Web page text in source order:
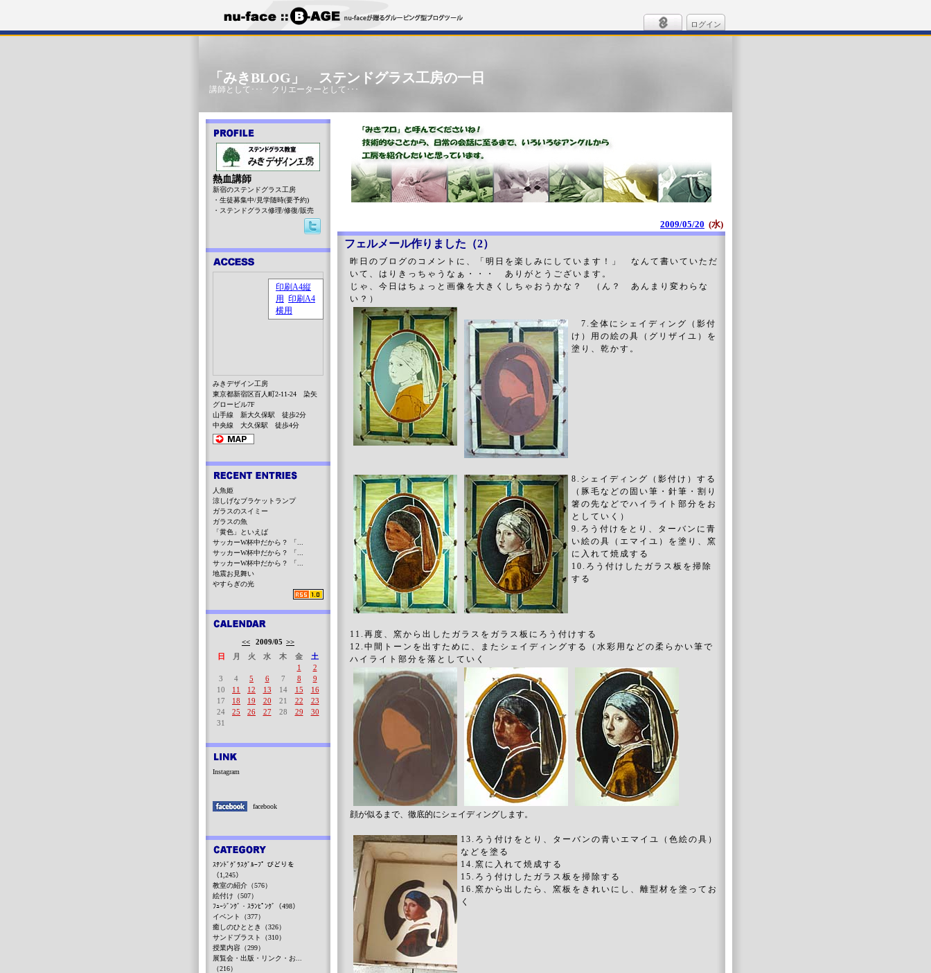
ログイン
「みきBLOG」 ステンドグラス工房の一日
講師として･･･ クリエーターとして･･･
2009/05/20 (水)
フェルメール作りました（2）
昨日のブログのコメントに、「明日を楽しみにしています！」 なんて書いていただ
いて、はりきっちゃうなぁ・・・ ありがとうございます。
じゃ、今日はちょっと画像を大きくしちゃおうかな？ （ん？ あんまり変わらな
い？）
7.全体にシェイディング（影付
け）用の絵の具（グリザイユ）を
塗り、乾かす。
8.シェイディング（影付け）する
（豚毛などの固い筆・針筆・割り
箸の先などでハイライト部分をお
としていく）
9.ろう付けをとり、ターバンに青
い絵の具（エマイユ）を塗り、窯
に入れて焼成する
10.ろう付けしたガラス板を掃除
する
11.再度、窯から出したガラスをガラス板にろう付けする
12.中間トーンを出すために、またシェイディングする（水彩用などの柔らかい筆で
ハイライト部分を落としていく
顔が似るまで、徹底的にシェイディングします。
13.ろう付けをとり、ターバンの青いエマイユ（色絵の具）
などを塗る
14.窯に入れて焼成する
15.ろう付けしたガラス板を掃除する
16.窯から出したら、窯板をきれいにし、離型材を塗ってお
く
熱血講師
新宿のステンドグラス工房
・生徒募集中/見学随時(要予約)
・ステンドグラス修理/修復/販売
みきデザイン工房
東京都新宿区百人町2-11-24 染矢
グロービル7F
山手線 新大久保駅 徒歩2分
中央線 大久保駅 徒歩4分
人魚姫
涼しげなブラケットランプ
ガラスのスイミー
ガラスの魚
「黄色」といえば
サッカーW杯中だから？ 「...
サッカーW杯中だから？ 「...
サッカーW杯中だから？ 「...
地震お見舞い
やすらぎの光
<< 2009/05 >>
日
月 火 水 木 金
土
1
2
3
4 5 6 7 8
9
10
11 12 13 14 15
16
17
18 19 20 21 22
23
24
25 26 27 28 29
30
31
Instagram
facebook
ｽﾃﾝﾄﾞｸﾞﾗｽｸﾞﾙｰﾌﾟ びどりを
（1,245）
教室の紹介（576）
絵付け（507）
ﾌｭｰｼﾞﾝｸﾞ・ｽﾗﾝﾋﾟﾝｸﾞ（498）
イベント（377）
癒しのひととき（326）
サンドブラスト（310）
授業内容（299）
展覧会・出版・リンク・お...
（216）